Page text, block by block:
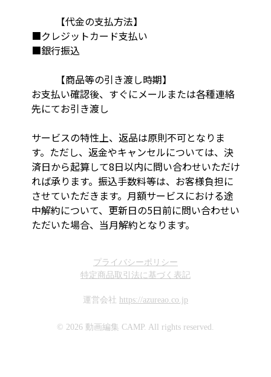
【代金の支払方法】
■クレジットカード支払い
■銀行振込
【商品等の引き渡し時期】
お支払い確認後、すぐにメールまたは各種連絡
先にてお引き渡し
サービスの特性上、返品は原則不可となりま
す。ただし、返金やキャンセルについては、決
済日から起算して8日以内に問い合わせいただけ
れば承ります。振込手数料等は、お客様負担に
させていただきます。月額サービスにおける途
中解約について、更新日の5日前に問い合わせい
ただいた場合、当月解約となります。
プライバシーポリシー
特定商品取引法に基づく表記
運営会社 https://azureao.co.jp
© 2026 動画編集 CAMP. All rights reserved.